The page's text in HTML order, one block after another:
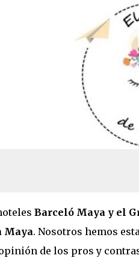
Maya o el
Barceló Maya y el
Maya. Nosotros hemos
de los pros y